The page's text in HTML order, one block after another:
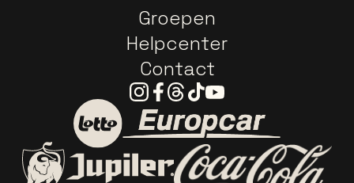
Groepen
Helpcenter
Contact
Instagram
Facebook
Threads
TiktokYoutube
Ga naar de website van Lotto
Ga naar de website van